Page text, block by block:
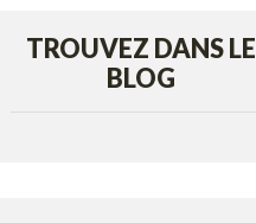
TROUVEZ DANS LE
BLOG